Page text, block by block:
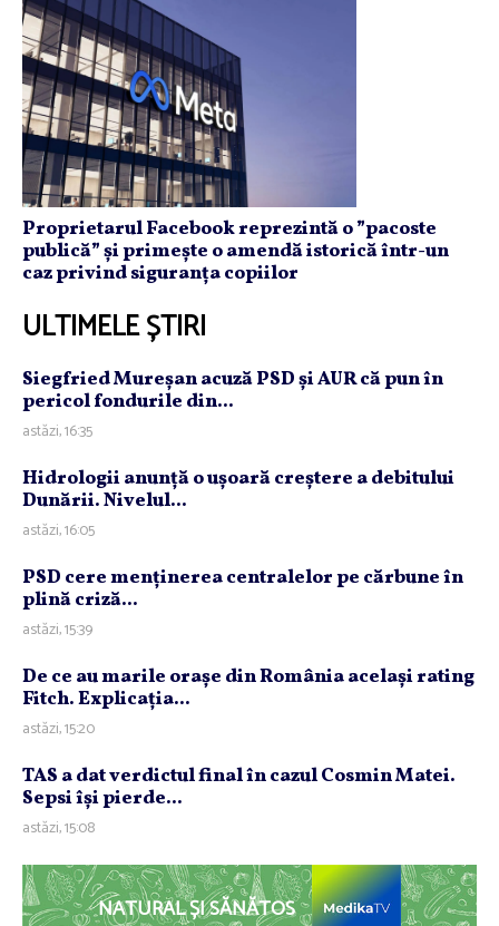
Proprietarul Facebook reprezintă o ”pacoste
publică” și primește o amendă istorică într-un
caz privind siguranța copiilor
ULTIMELE ȘTIRI
Siegfried Mureşan acuză PSD şi AUR că pun în
pericol fondurile din...
astăzi, 16:35
Hidrologii anunţă o uşoară creştere a debitului
Dunării. Nivelul...
astăzi, 16:05
PSD cere menţinerea centralelor pe cărbune în
plină criză...
astăzi, 15:39
De ce au marile oraşe din România acelaşi rating
Fitch. Explicaţia...
astăzi, 15:20
TAS a dat verdictul final în cazul Cosmin Matei.
Sepsi îşi pierde...
astăzi, 15:08
NATURAL ȘI SĂNĂTOS